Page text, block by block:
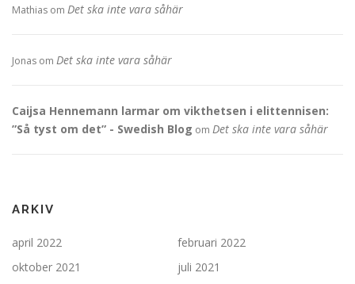
Mathias om Det ska inte vara såhär
Jonas om Det ska inte vara såhär
Caijsa Hennemann larmar om vikthetsen i elittennisen:
”Så tyst om det” - Swedish Blog om Det ska inte vara såhär
ARKIV
april 2022
februari 2022
oktober 2021
juli 2021